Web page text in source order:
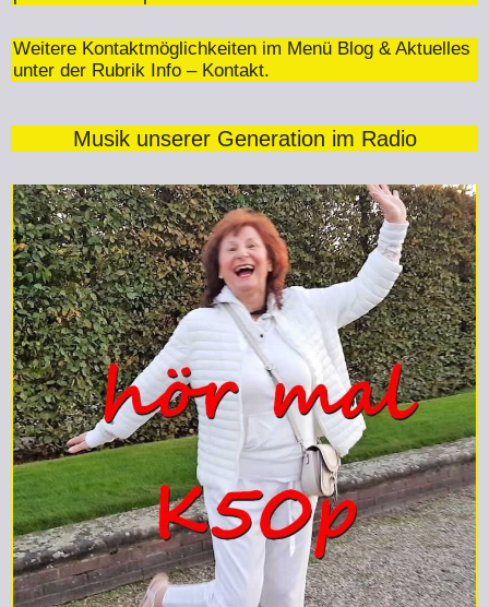
Weitere Kontaktmöglichkeiten im Menü Blog & Aktuelles
unter der Rubrik Info – Kontakt.
Musik unserer Generation im Radio